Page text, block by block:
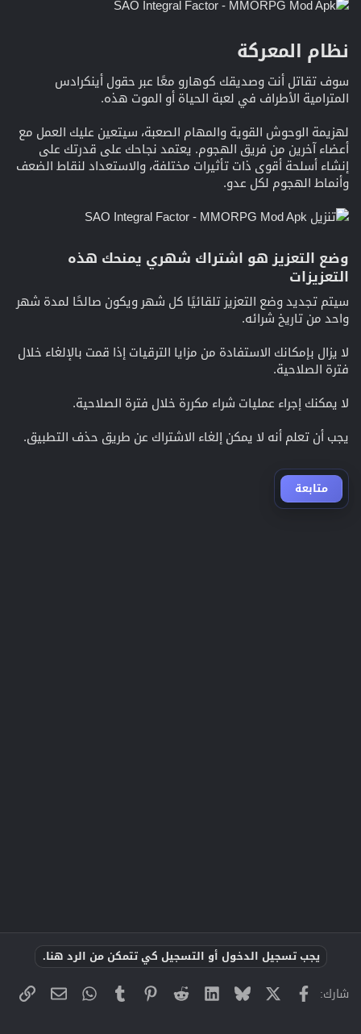
نظام المعركة​
سوف تقاتل أنت وصديقك كوهارو معًا عبر حقول أينكرادس
المترامية الأطراف في لعبة الحياة أو الموت هذه.
لهزيمة الوحوش القوية والمهام الصعبة، سيتعين عليك العمل مع
أعضاء آخرين من فريق الهجوم. يعتمد نجاحك على قدرتك على
إنشاء أسلحة أقوى ذات تأثيرات مختلفة، والاستعداد لنقاط الضعف
وأنماط الهجوم لكل عدو.
وضع التعزيز هو اشتراك شهري يمنحك هذه
التعزيزات​
سيتم تجديد وضع التعزيز تلقائيًا كل شهر ويكون صالحًا لمدة شهر
واحد من تاريخ شرائه.
لا يزال بإمكانك الاستفادة من مزايا الترقيات إذا قمت بالإلغاء خلال
فترة الصلاحية.
لا يمكنك إجراء عمليات شراء مكررة خلال فترة الصلاحية.
يجب أن تعلم أنه لا يمكن إلغاء الاشتراك عن طريق حذف التطبيق.
متابعة
يجب تسجيل الدخول أو التسجيل كي تتمكن من الرد هنا.
شارك: فيسبوك Bluesky
LinkedIn
Reddit
Pinterest
Tumblr
WhatsApp
البريد